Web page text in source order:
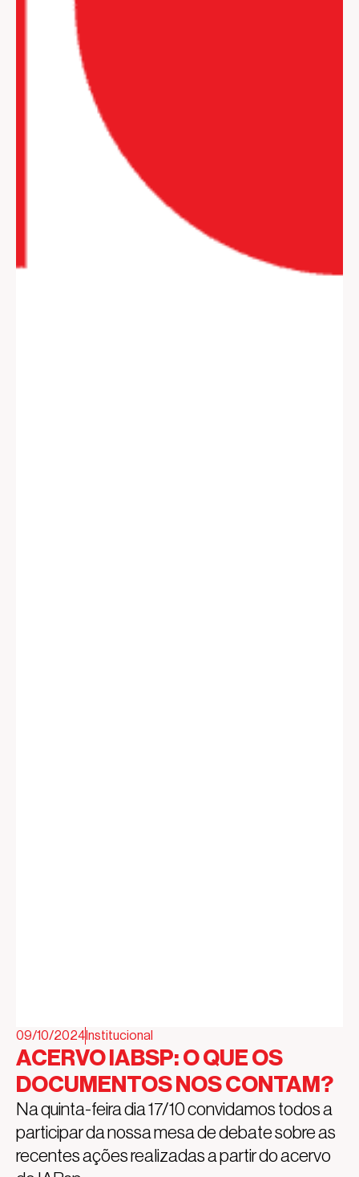
09/10/2024Institucional
ACERVO IABSP: O QUE OS
DOCUMENTOS NOS CONTAM?
Na quinta-feira dia 17/10 convidamos todos a
participar da nossa mesa de debate sobre as
recentes ações realizadas a partir do acervo